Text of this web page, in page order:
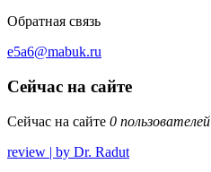
Обратная связь
e5a6@mabuk.ru
Сейчас на сайте
Сейчас на сайте 0 пользователей
review | by Dr. Radut